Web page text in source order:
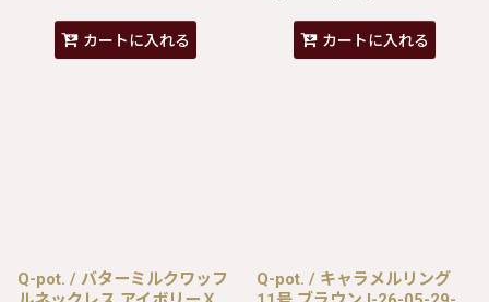
カートに入れる カートに入れる
Q-pot. / バターミルクワッフ
Q-pot. / キャラメルリング